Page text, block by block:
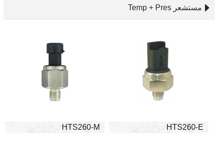
مستشعر Temp + Pres
HTS260-E
HTS260-M